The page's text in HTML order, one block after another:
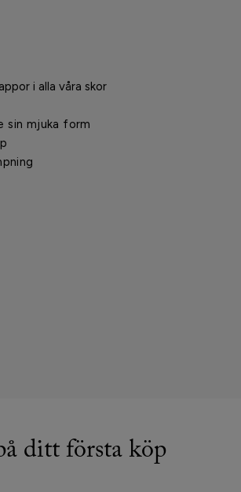
i alla våra skor
sin mjuka form
ditt första köp